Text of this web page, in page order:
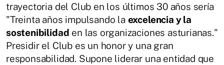
trayectoria del Club en los últimos 30 años sería
"Treinta años impulsando la excelencia y la
sostenibilidad en las organizaciones asturianas."
Presidir el Club es un honor y una gran
responsabilidad. Supone liderar una entidad que